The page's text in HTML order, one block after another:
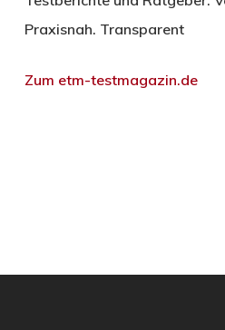
Praxisnah. Transparent
Zum etm-testmagazin.de